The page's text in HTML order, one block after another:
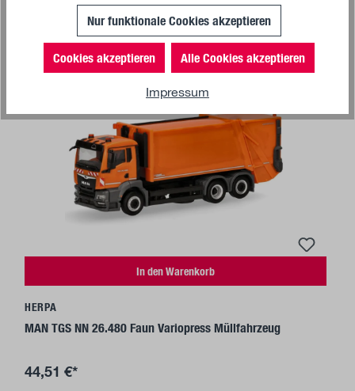
In den Warenkorb
HERPA
MAN TGS NN 26.480 Faun Variopress Müllfahrzeug
44,51 €*
Nur funktionale Cookies akzeptieren
Cookies akzeptieren Alle Cookies akzeptieren
Impressum